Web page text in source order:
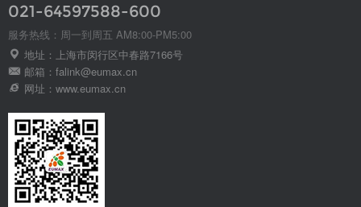
021-64597588-600
服务热线：周一到周五 AM8:00-PM5:00
地址：上海市闵行区中春路7166号
邮箱：falink@eumax.cn
网址：www.eumax.cn